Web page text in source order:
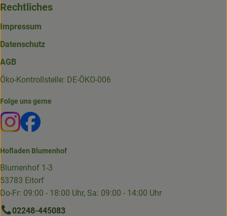
Rechtliches
Impressum
Datenschutz
AGB
Öko-Kontrollstelle: DE-ÖKO-006
Folge uns gerne
Externer Link zu https://www.instagram.com/die.hofkiste/
Externer Link zu https://www.facebook.com/p/Die-
Hofladen Blumenhof
Blumenhof 1-3
53783 Eitorf
Do-Fr: 09:00 - 18:00 Uhr, Sa: 09:00 - 14:00 Uhr
02248-445083